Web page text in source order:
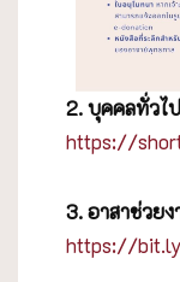
2. บุคคลทั่วไป
https://
3. อาสาช่วย
https://